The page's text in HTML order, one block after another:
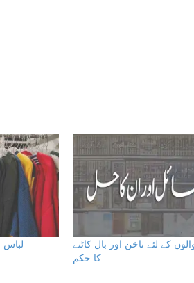
لباس
کے لئے ناخن اور بال کاٹنے
کا حکم